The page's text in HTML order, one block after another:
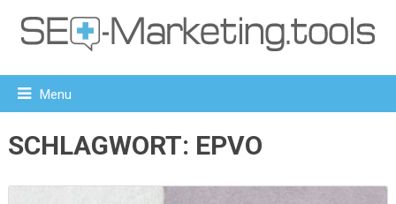
Menu
SCHLAGWORT: EPVO